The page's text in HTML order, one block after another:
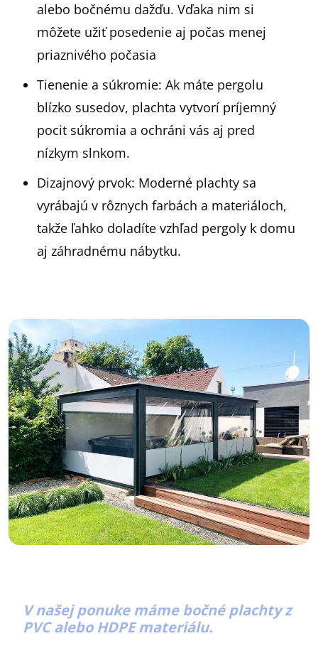
alebo bočnému dažďu. Vďaka nim si
môžete užiť posedenie aj počas menej
priaznivého počasia
Tienenie a súkromie: Ak máte pergolu
blízko susedov, plachta vytvorí príjemný
pocit súkromia a ochráni vás aj pred
nízkym slnkom.
Dizajnový prvok: Moderné plachty sa
vyrábajú v rôznych farbách a materiáloch,
takže ľahko doladíte vzhľad pergoly k domu
aj záhradnému nábytku.
V našej ponuke máme bočné plachty z
PVC alebo HDPE materiálu.